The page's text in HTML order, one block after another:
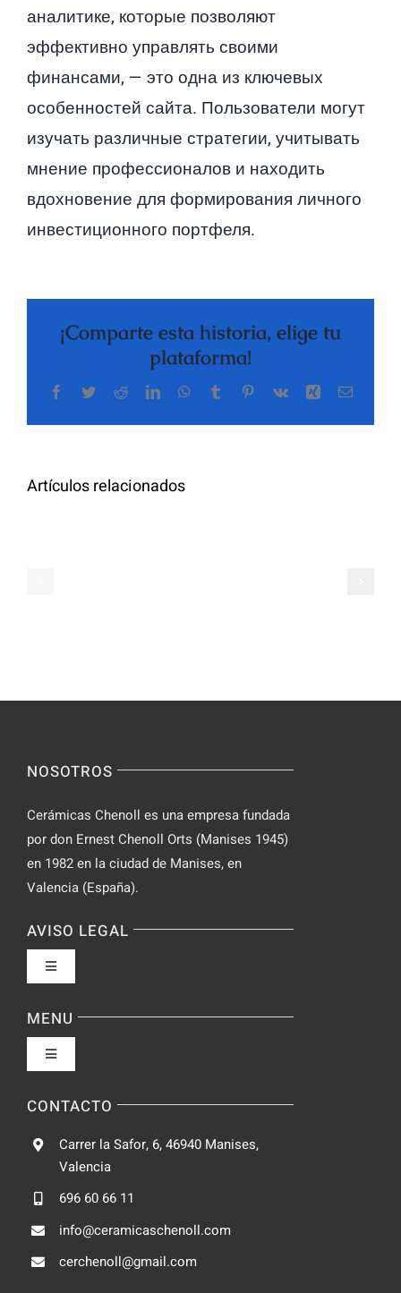
аналитике, которые позволяют
эффективно управлять своими
финансами, — это одна из ключевых
особенностей сайта. Пользователи могут
изучать различные стратегии, учитывать
мнение профессионалов и находить
вдохновение для формирования личного
инвестиционного портфеля.
¡Comparte esta historia, elige tu
plataforma!
Facebook
TwitterRedditLinkedInWhatsApp
TumblrPinterest
Vk Xing Correo
Artículos relacionados
The
Games
казино
NOSOTROS
Cerámicas Chenoll es una empresa fundada
por don Ernest Chenoll Orts (Manises 1945)
en 1982 en la ciudad de Manises, en
Valencia (España).
AVISO LEGAL
Toggle
Política de privacidad
Condiciones de uso
Ley de cookies
MENU
Toggle
Fabrica
CONTACTO
Carrer la Safor, 6, 46940 Manises,
Valencia
696 60 66 11
info@ceramicaschenoll.com
cerchenoll@gmail.com